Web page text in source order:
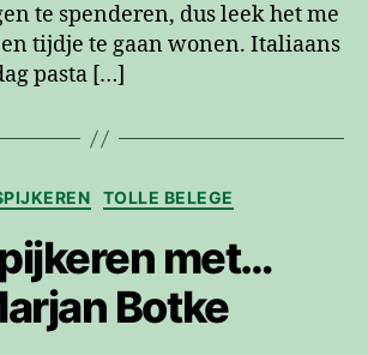
te spenderen, dus leek het me
tijdje te gaan wonen. Italiaans
pasta […]
Categorieën
TOLLE BELEGE
met…
Botke